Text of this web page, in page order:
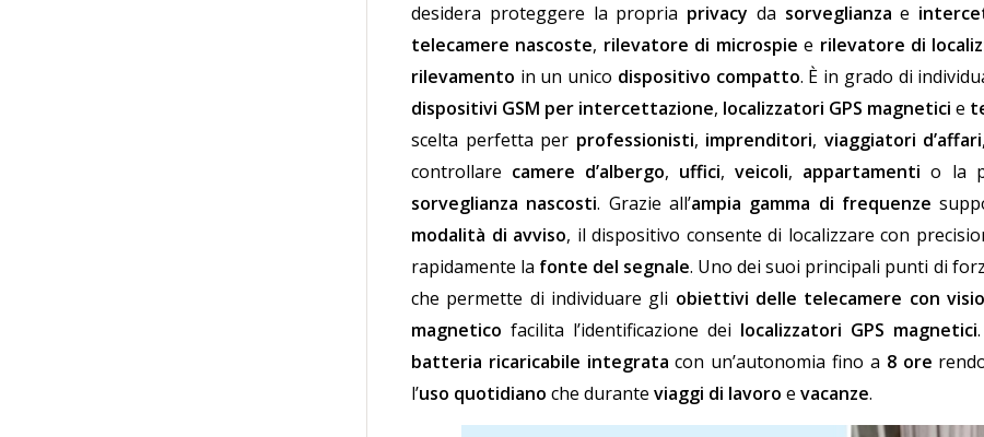
desidera proteggere la propria privacy da sorveglianza e
telecamere nascoste, rilevatore di microspie e rilevatore di
rilevamento in un unico dispositivo compatto. È in grado di
dispositivi GSM per intercettazione, localizzatori GPS magnetici e
scelta perfetta per professionisti, imprenditori, viaggiatori d’affari,
controllare camere d’albergo, uffici,veicoli, appartamenti o la
sorveglianza nascosti. Grazie all’ampia gamma di frequenze
modalità di avviso, il dispositivo consente di localizzare con
rapidamente la fonte del segnale. Uno dei suoi principali punti di
che permette di individuare gli obiettivi delle telecamere con
magnetico facilita l’identificazione dei localizzatori GPS magnetici
batteria ricaricabile integrata con un’autonomia fino a 8 ore
l’uso quotidiano che durante viaggi di lavoro e vacanze.